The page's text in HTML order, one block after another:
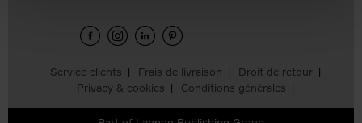
Service clients Frais de livraison
Droit de retour
Privacy & cookies
Conditions générales